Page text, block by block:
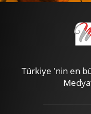
Türkiye 'nin en